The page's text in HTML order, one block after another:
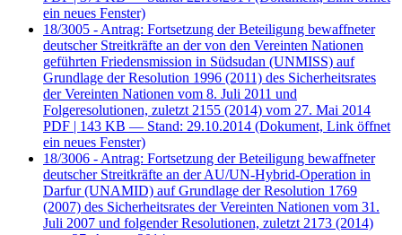
ein neues Fenster)
18/3005 - Antrag: Fortsetzung der Beteiligung bewaffneter
deutscher Streitkräfte an der von den Vereinten Nationen
geführten Friedensmission in Südsudan (UNMISS) auf
Grundlage der Resolution 1996 (2011) des Sicherheitsrates
der Vereinten Nationen vom 8. Juli 2011 und
Folgeresolutionen, zuletzt 2155 (2014) vom 27. Mai 2014
PDF | 143 KB — Stand: 29.10.2014 (Dokument, Link öffnet
ein neues Fenster)
18/3006 - Antrag: Fortsetzung der Beteiligung bewaffneter
deutscher Streitkräfte an der AU/UN-Hybrid-Operation in
Darfur (UNAMID) auf Grundlage der Resolution 1769
(2007) des Sicherheitsrates der Vereinten Nationen vom 31.
Juli 2007 und folgender Resolutionen, zuletzt 2173 (2014)